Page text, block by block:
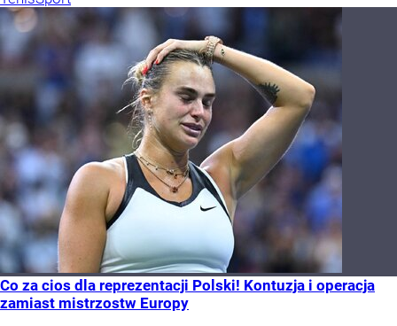
Co za cios dla reprezentacji Polski! Kontuzja i operacja
zamiast mistrzostw Europy